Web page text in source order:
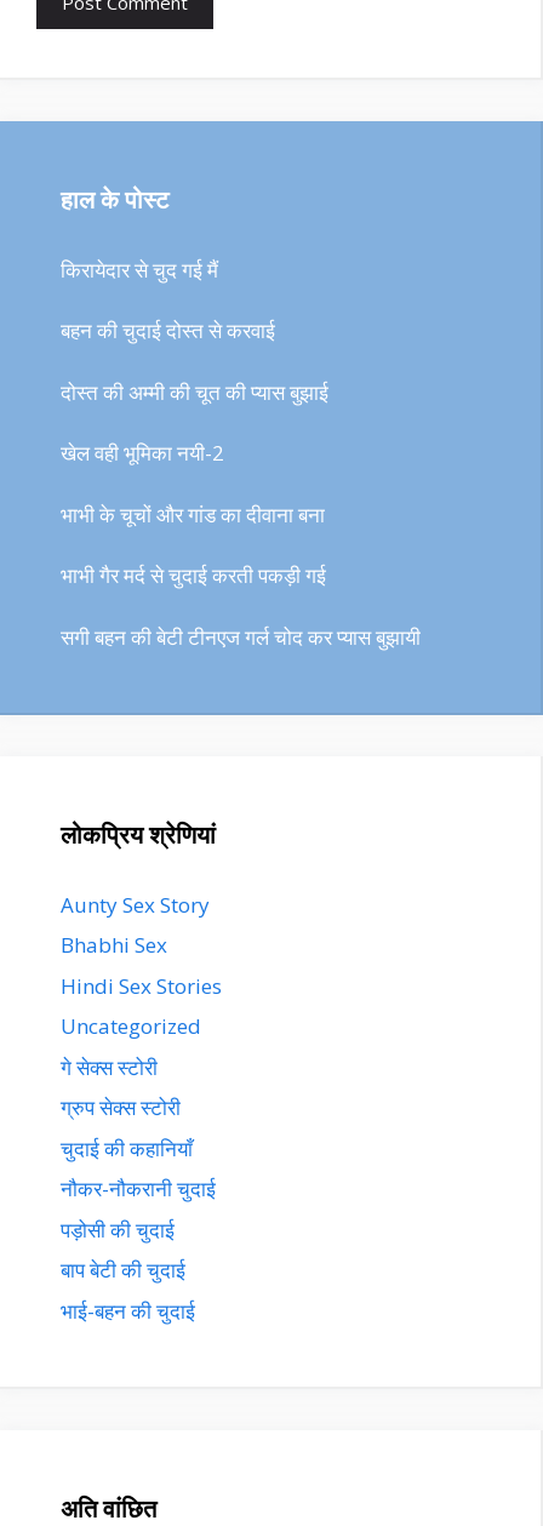
हाल के पोस्ट
किरायेदार से चुद गई मैं
बहन की चुदाई दोस्त से करवाई
दोस्त की अम्मी की चूत की प्यास बुझाई
खेल वही भूमिका नयी-2
भाभी के चूचों और गांड का दीवाना बना
भाभी गैर मर्द से चुदाई करती पकड़ी गई
सगी बहन की बेटी टीनएज गर्ल चोद कर प्यास बुझायी
लोकप्रिय श्रेणियां
Aunty Sex Story
Bhabhi Sex
Hindi Sex Stories
Uncategorized
गे सेक्स स्टोरी
ग्रुप सेक्स स्टोरी
चुदाई की कहानियाँ
नौकर-नौकरानी चुदाई
पड़ोसी की चुदाई
बाप बेटी की चुदाई
भाई-बहन की चुदाई
अति वांछित